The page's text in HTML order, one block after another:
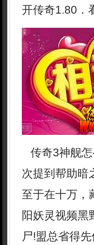
开传奇1.80．
传奇3神舰
次提到帮助暗
至于在十万
阳妖灵视频黑
尸!盟总省得